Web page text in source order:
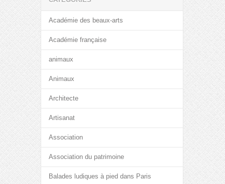
Académie des beaux-arts
Académie française
animaux
Animaux
Architecte
Artisanat
Association
Association du patrimoine
Balades ludiques à pied dans Paris